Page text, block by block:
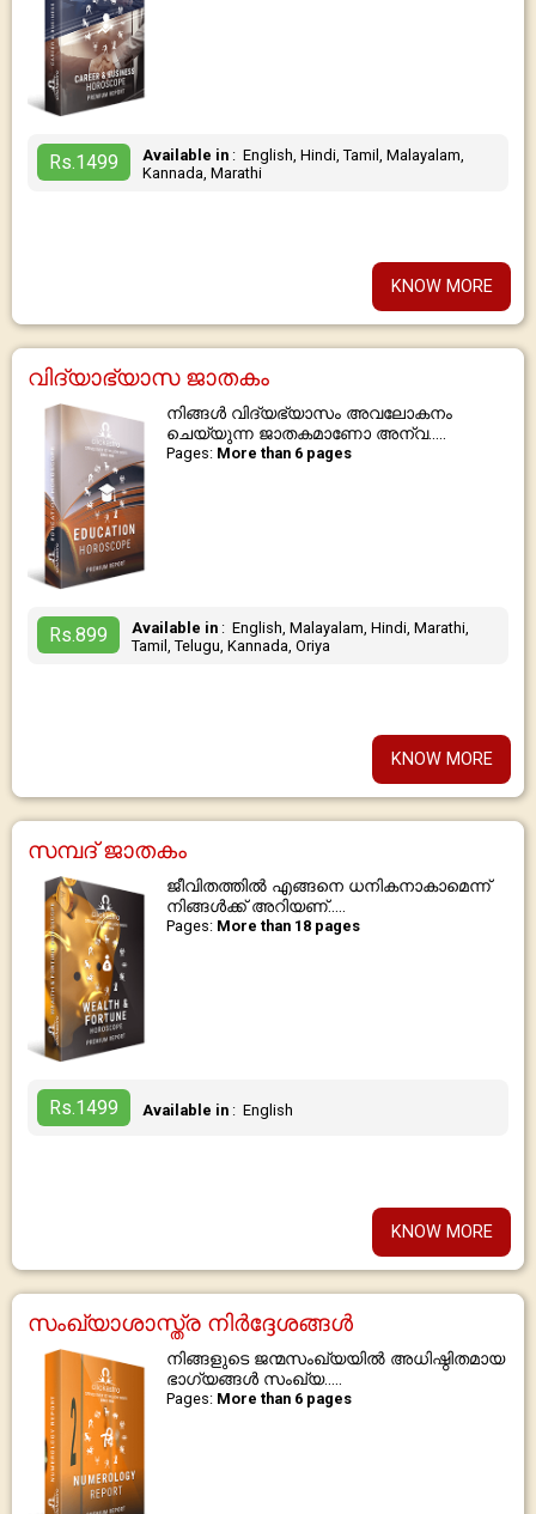
Rs.1499 Available in : English, Hindi, Tamil, Malayalam,
Kannada, Marathi
KNOW MORE
വിദ്യാഭ്യാസ ജാതകം
നിങ്ങൾ വിദ്യഭ്യാസം അവലോകനം
ചെയ്യുന്ന ജാതകമാണോ അന്വ.....
Pages: More than 6 pages
Rs.899 Available in : English, Malayalam, Hindi, Marathi,
Tamil, Telugu, Kannada, Oriya
KNOW MORE
സമ്പദ് ജാതകം
ജീവിതത്തിൽ എങ്ങനെ ധനികനാകാമെന്ന്
നിങ്ങൾക്ക് അറിയണ്.....
Pages: More than 18 pages
Rs.1499 Available in : English
KNOW MORE
സംഖ്യാശാസ്ത്ര നിർദ്ദേശങ്ങൾ
നിങ്ങളുടെ ജന്മസംഖ്യയിൽ അധിഷ്ഠിതമായ
ഭാഗ്യങ്ങൾ സംഖ്യ.....
Pages: More than 6 pages